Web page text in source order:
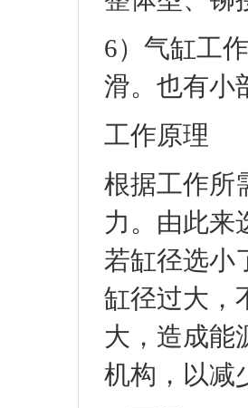
6）气缸工
滑。也有小
工作原理
根据工作所
力。由此来
若缸径选小
缸径过大，
大，造成能
机构，以减